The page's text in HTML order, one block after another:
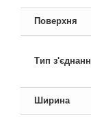
Поверхня
Тип
Ширина